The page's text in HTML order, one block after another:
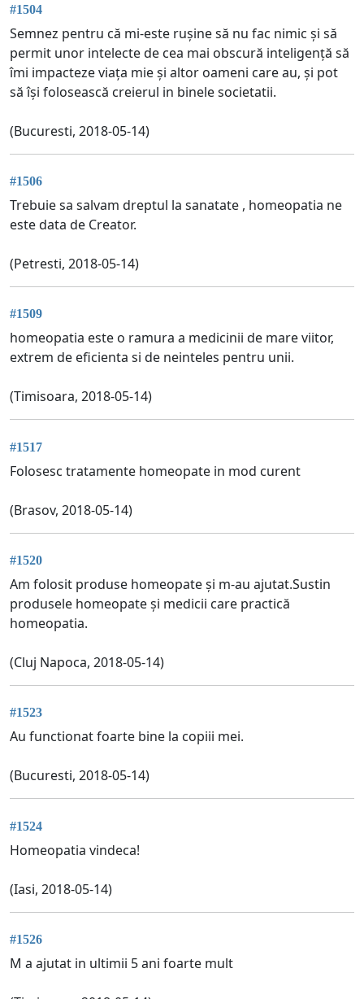
#1504
Semnez pentru că mi-este rușine să nu fac nimic și să
permit unor intelecte de cea mai obscură inteligență să
îmi impacteze viața mie și altor oameni care au, și pot
să își folosească creierul in binele societatii.
(Bucuresti, 2018-05-14)
#1506
Trebuie sa salvam dreptul la sanatate , homeopatia ne
este data de Creator.
(Petresti, 2018-05-14)
#1509
homeopatia este o ramura a medicinii de mare viitor,
extrem de eficienta si de neinteles pentru unii.
(Timisoara, 2018-05-14)
#1517
Folosesc tratamente homeopate in mod curent
(Brasov, 2018-05-14)
#1520
Am folosit produse homeopate și m-au ajutat.Sustin
produsele homeopate și medicii care practică
homeopatia.
(Cluj Napoca, 2018-05-14)
#1523
Au functionat foarte bine la copiii mei.
(Bucuresti, 2018-05-14)
#1524
Homeopatia vindeca!
(Iasi, 2018-05-14)
#1526
M a ajutat in ultimii 5 ani foarte mult